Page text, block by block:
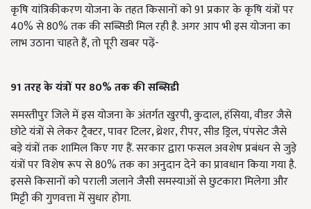
कृषि यांत्रिकीकरण योजना के तहत किसानों को 91 प्रकार के कृषि यंत्रों पर
40% से 80% तक की सब्सिडी मिल रही है. अगर आप भी इस योजना का
लाभ उठाना चाहते हैं, तो पूरी खबर पढ़ें-
91तरह के यंत्रों पर 80%तक की सब्सिडी
समस्तीपुर जिले में इस योजना के अंतर्गत खुरपी, कुदाल, हंसिया, वीडर जैसे
छोटे यंत्रों से लेकर ट्रैक्टर, पावर टिलर, थ्रेशर, रीपर, सीड ड्रिल, पंपसेट जैसे
बड़े यंत्रों तक शामिल किए गए हैं. सरकार द्वारा फसल अवशेष प्रबंधन से जुड़े
यंत्रों पर विशेष रूप से 80% तक का अनुदान देने का प्रावधान किया गया है.
इससे किसानों को पराली जलाने जैसी समस्याओं से छुटकारा मिलेगा और
मिट्टी की गुणवत्ता में सुधार होगा.